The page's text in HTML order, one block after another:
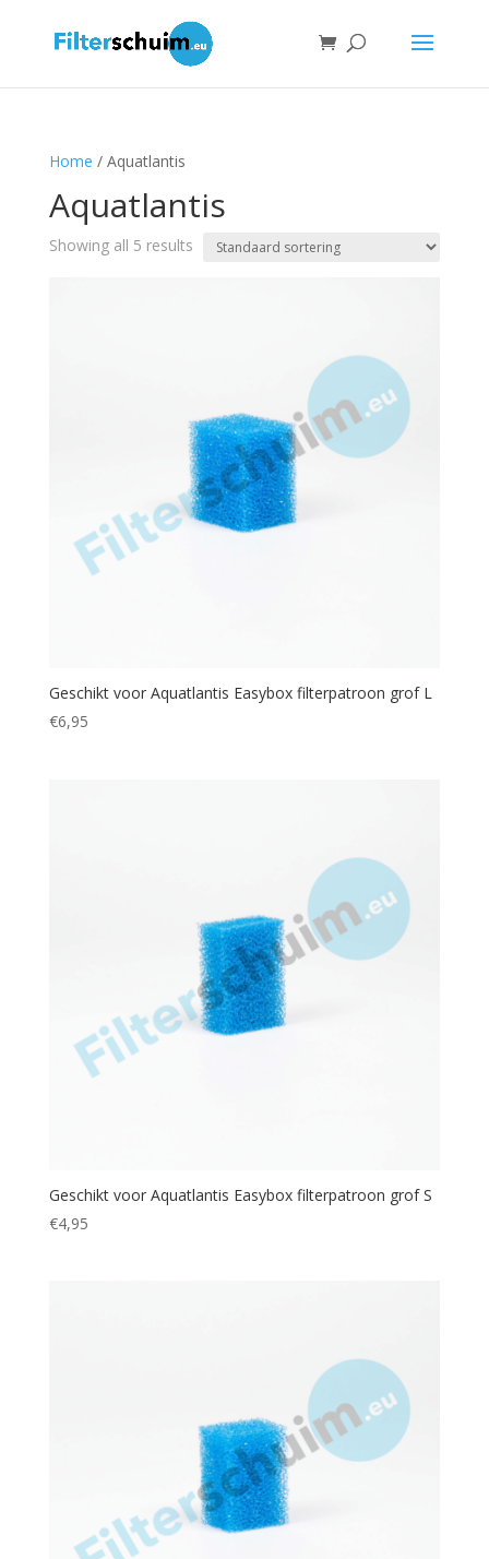
Home / Aquatlantis
Aquatlantis
Showing all 5 results
Geschikt voor Aquatlantis Easybox filterpatroon grof L
€6,95
Geschikt voor Aquatlantis Easybox filterpatroon grof S
€4,95